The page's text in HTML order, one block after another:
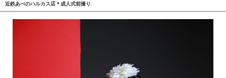
近鉄あべのハルカス店＊成人式前撮り